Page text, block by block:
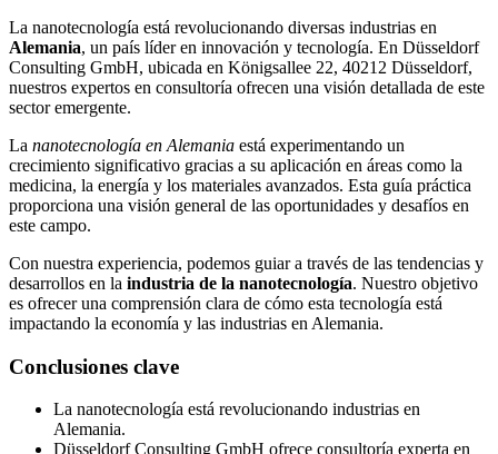
La nanotecnología está revolucionando diversas industrias en
Alemania, un país líder en innovación y tecnología. En Düsseldorf
Consulting GmbH, ubicada en Königsallee 22, 40212 Düsseldorf,
nuestros expertos en consultoría ofrecen una visión detallada de este
sector emergente.
La nanotecnología en Alemania está experimentando un
crecimiento significativo gracias a su aplicación en áreas como la
medicina, la energía y los materiales avanzados. Esta guía práctica
proporciona una visión general de las oportunidades y desafíos en
este campo.
Con nuestra experiencia, podemos guiar a través de las tendencias y
desarrollos en la industria de la nanotecnología. Nuestro objetivo
es ofrecer una comprensión clara de cómo esta tecnología está
impactando la economía y las industrias en Alemania.
Conclusiones clave
La nanotecnología está revolucionando industrias en
Alemania.
Düsseldorf Consulting GmbH ofrece consultoría experta en